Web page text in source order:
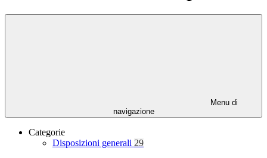
Menu di
navigazione
Categorie
Disposizioni generali 29